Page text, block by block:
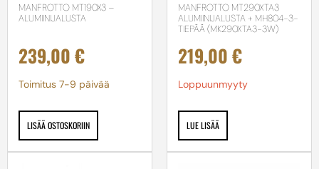
MANFROTTO MT190X3 –
ALUMIINIJALUSTA
239,00€
Toimitus 7-9 päivää
LISÄÄ OSTOSKORIIN
MANFROTTO MT290XTA3
ALUMIINIJALUSTA + MH804-3-
TIEPÄÄ (MK290XTA3-3W)
219,00€
Loppuunmyyty
LUE LISÄÄ